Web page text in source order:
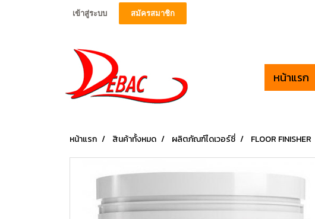
เข้าสู่ระบบ สมัครสมาชิก
หน้าแรก
หน้าแรก สินค้าทั้งหมด ผลิตภัณฑ์ไดเวอร์ซี่ FLOOR FINISHER